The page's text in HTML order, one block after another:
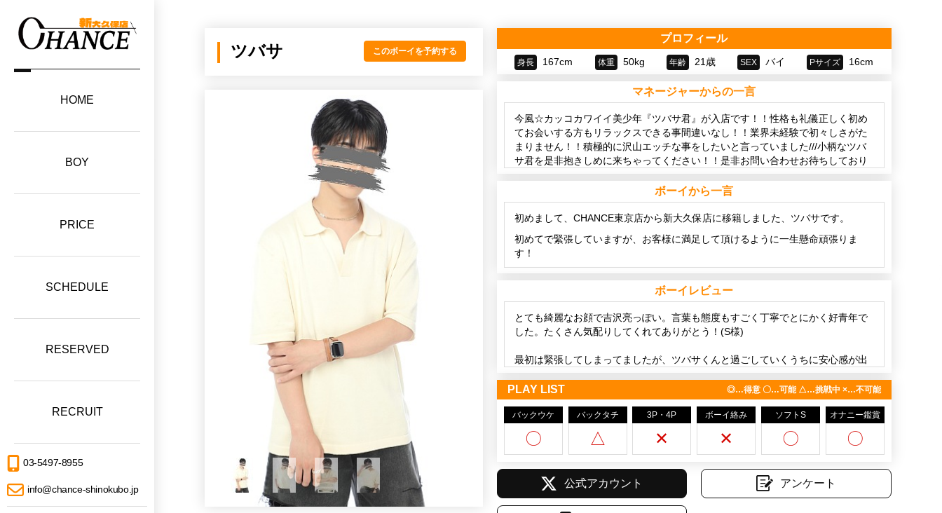
HOME
BOY
PRICE
SCHEDULE
RESERVED
RECRUIT
03-5497-8955
info@chance-shinokubo.jp
ツバサ このボーイを予約する
プロフィール
身長 167cm 体重 50kg 年齢 21歳 SEX バイ Pサイズ 16cm
マネージャーからの一言
今風☆カッコカワイイ美少年『ツバサ君』が入店です！！性格も礼儀正しく初め
てお会いする方もリラックスできる事間違いなし！！業界未経験で初々しさがた
まりません！！積極的に沢山エッチな事をしたいと言っていました///小柄なツバ
サ君を是非抱きしめに来ちゃってください！！是非お問い合わせお待ちしており
ボーイから一言
初めまして、CHANCE東京店から新大久保店に移籍しました、ツバサです。
初めてで緊張していますが、お客様に満足して頂けるように一生懸命頑張りま
す！
色々なこと教えてください！エッチな事も…(笑)
皆さんと会えるの楽しみにしてます。よろしくお願いします！
Tweets by chancetubasa
ボーイレビュー
とても綺麗なお顔で吉沢亮っぽい。言葉も態度もすごく丁寧でとにかく好青年で
した。たくさん気配りしてくれてありがとう！(S様)
最初は緊張してしまってましたが、ツバサくんと過ごしていくうちに安心感が出
ツバサくんとドラマの話などしていたら楽しくてあっという間に時間がすぎてい
きます。
笑顔もとても素敵でめちゃくちゃ可愛く、一緒にいると癒されます。いい匂いで
いつまでも抱きしめたくなります。
今日も楽しい素敵な時間をありがとう！（Y様）
ツバサくんと過ごす時間はとても癒され、あっという間に過ぎていきます。最高
の時間をいつもありがとうございます！大好きです。(T様)
PLAY LIST ◎…得意 〇…可能 △…挑戦中 ×…不可能
バックウケ
〇
バックタチ
△
3P・4P
✕
ボーイ絡み
✕
ソフトS
〇
オナニー鑑賞
〇
公式アカウント アンケート